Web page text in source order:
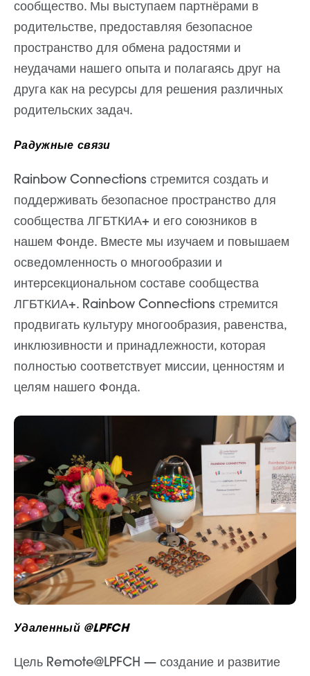
сообщество. Мы выступаем партнёрами в
родительстве, предоставляя безопасное
пространство для обмена радостями и
неудачами нашего опыта и полагаясь друг на
друга как на ресурсы для решения различных
родительских задач.
Радужные связи
Rainbow Connections стремится создать и
поддерживать безопасное пространство для
сообщества ЛГБТКИА+ и его союзников в
нашем Фонде. Вместе мы изучаем и повышаем
осведомленность о многообразии и
интерсекциональном составе сообщества
ЛГБТКИА+. Rainbow Connections стремится
продвигать культуру многообразия, равенства,
инклюзивности и принадлежности, которая
полностью соответствует миссии, ценностям и
целям нашего Фонда.
Удаленный @LPFCH
Цель Remote@LPFCH — создание и развитие